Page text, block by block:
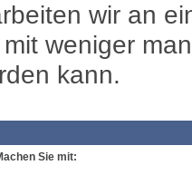
wir an
weniger
kann.
Sie mit: